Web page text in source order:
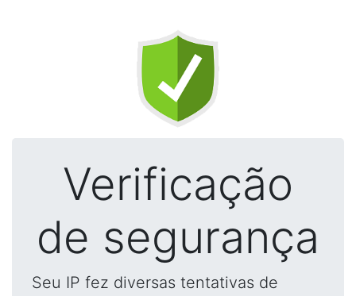
Verificação
de segurança
Seu IP fez diversas tentativas de